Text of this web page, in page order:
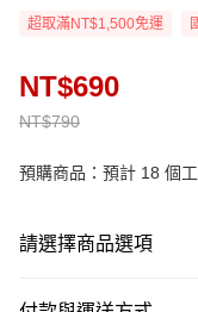
超取滿NT$1,500免運
NT$790
NT$690
預購商品：預計 18 個
請選擇商品選項